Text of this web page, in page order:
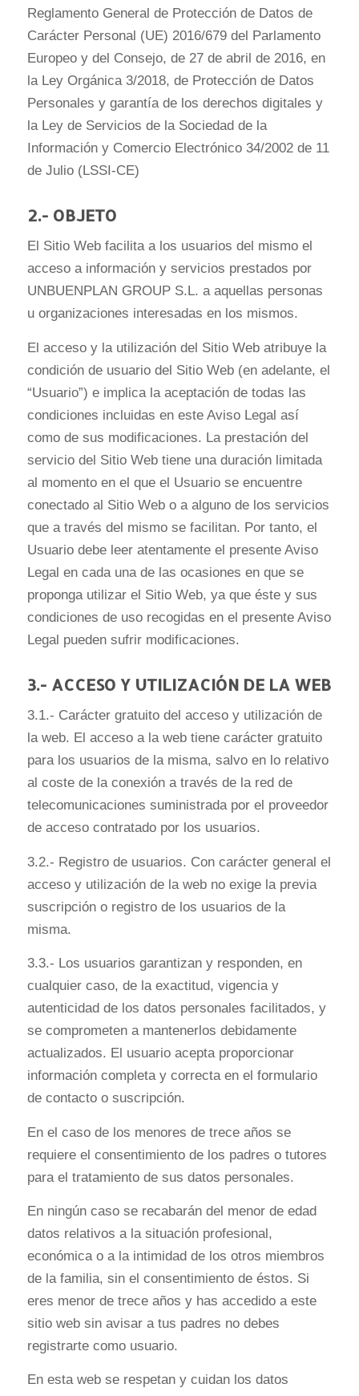
Reglamento General de Protección de Datos de
Carácter Personal (UE) 2016/679 del Parlamento
Europeo y del Consejo, de 27 de abril de 2016, en
la Ley Orgánica 3/2018, de Protección de Datos
Personales y garantía de los derechos digitales y
la Ley de Servicios de la Sociedad de la
Información y Comercio Electrónico 34/2002 de 11
de Julio (LSSI-CE)
2.- OBJETO
El Sitio Web facilita a los usuarios del mismo el
acceso a información y servicios prestados por
UNBUENPLAN GROUP S.L. a aquellas personas
u organizaciones interesadas en los mismos.
El acceso y la utilización del Sitio Web atribuye la
condición de usuario del Sitio Web (en adelante, el
“Usuario”) e implica la aceptación de todas las
condiciones incluidas en este Aviso Legal así
como de sus modificaciones. La prestación del
servicio del Sitio Web tiene una duración limitada
al momento en el que el Usuario se encuentre
conectado al Sitio Web o a alguno de los servicios
que a través del mismo se facilitan. Por tanto, el
Usuario debe leer atentamente el presente Aviso
Legal en cada una de las ocasiones en que se
proponga utilizar el Sitio Web, ya que éste y sus
condiciones de uso recogidas en el presente Aviso
Legal pueden sufrir modificaciones.
3.- ACCESO Y UTILIZACIÓN DE LA WEB
3.1.- Carácter gratuito del acceso y utilización de
la web. El acceso a la web tiene carácter gratuito
para los usuarios de la misma, salvo en lo relativo
al coste de la conexión a través de la red de
telecomunicaciones suministrada por el proveedor
de acceso contratado por los usuarios.
3.2.- Registro de usuarios. Con carácter general el
acceso y utilización de la web no exige la previa
suscripción o registro de los usuarios de la
misma.
3.3.- Los usuarios garantizan y responden, en
cualquier caso, de la exactitud, vigencia y
autenticidad de los datos personales facilitados, y
se comprometen a mantenerlos debidamente
actualizados. El usuario acepta proporcionar
información completa y correcta en el formulario
de contacto o suscripción.
En el caso de los menores de trece años se
requiere el consentimiento de los padres o tutores
para el tratamiento de sus datos personales.
En ningún caso se recabarán del menor de edad
datos relativos a la situación profesional,
económica o a la intimidad de los otros miembros
de la familia, sin el consentimiento de éstos. Si
eres menor de trece años y has accedido a este
sitio web sin avisar a tus padres no debes
registrarte como usuario.
En esta web se respetan y cuidan los datos